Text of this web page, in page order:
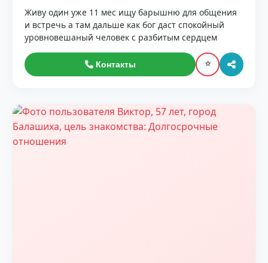
Живу один уже 11 мес ищу барышню для общения
и встречь а там дальше как бог даст спокойный
уровновешаный человек с разбитым сердцем
Контакты ⭐